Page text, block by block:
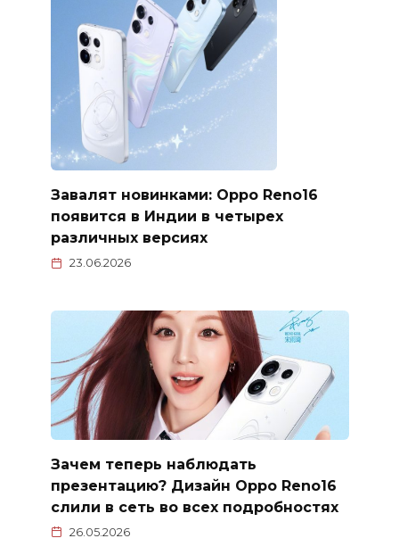
Завалят новинками: Oppo Reno16
появится в Индии в четырех
различных версиях
23.06.2026
Зачем теперь наблюдать
презентацию? Дизайн Oppo Reno16
слили в сеть во всех подробностях
26.05.2026